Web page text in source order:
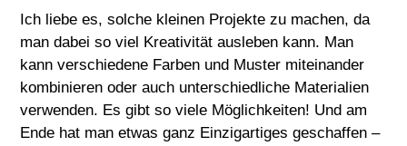
Ich liebe es, solche kleinen Projekte zu machen, da
man dabei so viel Kreativität ausleben kann. Man
kann verschiedene Farben und Muster miteinander
kombinieren oder auch unterschiedliche Materialien
verwenden. Es gibt so viele Möglichkeiten! Und am
Ende hat man etwas ganz Einzigartiges geschaffen –